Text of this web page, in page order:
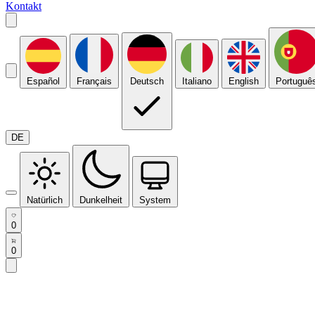
Kontakt
Español Français Deutsch Italiano English
DE
Natürlich Dunkelheit System
0
0